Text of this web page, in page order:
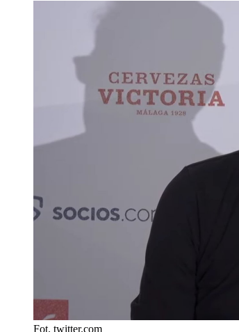
Fot. twitter.com